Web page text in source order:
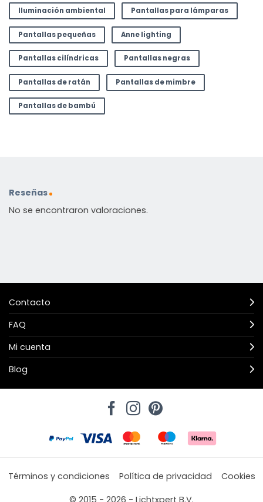
Iluminación ambiental Pantallas para lámparas
Pantallas pequeñas Anne lighting
Pantallas cilíndricas Pantallas negras
Pantallas de ratán Pantallas de mimbre
Pantallas de bambú
Reseñas
No se encontraron valoraciones.
Contacto
FAQ
Mi cuenta
Blog
Términos y condiciones Política de privacidad
Cookies
© 2015 - 2026 - Lichtxpert B.V.